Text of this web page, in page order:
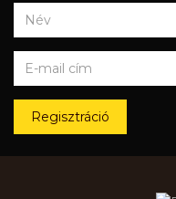
Regisztráció